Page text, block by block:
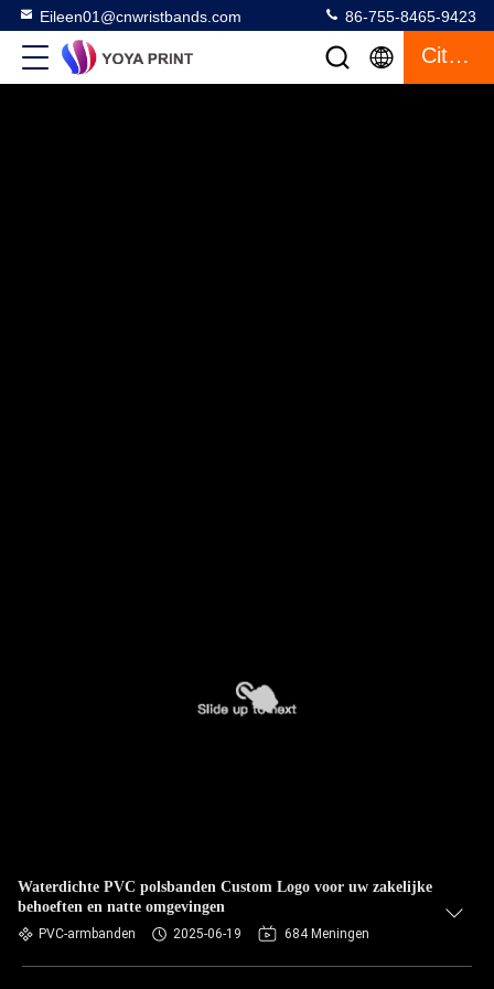
Eileen01@cnwristbands.com 86-755-8465-9423
Citaat
Waterdichte PVC polsbanden Custom Logo voor uw zakelijke
behoeften en natte omgevingen
PVC-armbanden 2025-06-19 684 Meningen